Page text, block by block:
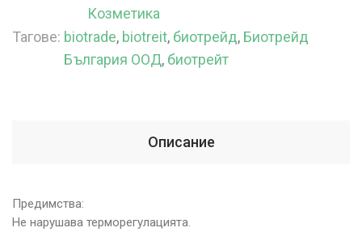
Козметика
Тагове: biotrade, biotreit, биотрейд, Биотрейд
България ООД, биотрейт
Описание
Предимства:
Не нарушава терморегулацията.